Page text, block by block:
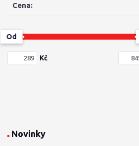
Cena:
Kč
Od
Novinky